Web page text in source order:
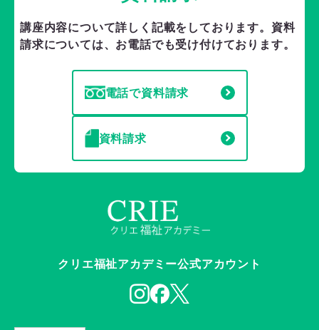
講座内容について詳しく記載をしております。 資料
請求については、お電話でも受け付けております。
電話で資料請求
資料請求
クリエ福祉アカデミー公式アカウント